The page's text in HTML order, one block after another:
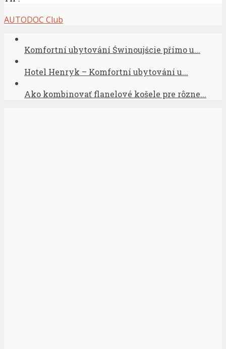
AUTODOC Club
Komfortní ubytování Świnoujście přímo u...
Hotel Henryk – Komfortní ubytování u...
Ako kombinovať flanelové košele pre rôzne...